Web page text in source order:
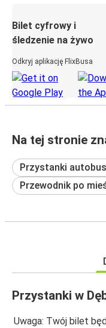
Bilet cyfrowy i
śledzenie na żywo
Odkryj aplikację FlixBusa
Na tej stronie
Przystanki
Przewodnik po
Przystanki w
Uwaga: Twój bilet